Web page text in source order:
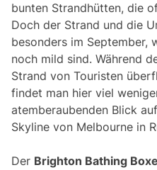
bunten Strandhütten, die
Doch der Strand und die
besonders im September,
noch mild sind. Während
Strand von Touristen
findet man hier viel
atemberaubenden Blick
Skyline von Melbourne in
Der Brighton Bathing